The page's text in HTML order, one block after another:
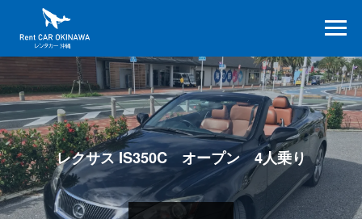
レクサス IS350C オープン 4人乗り